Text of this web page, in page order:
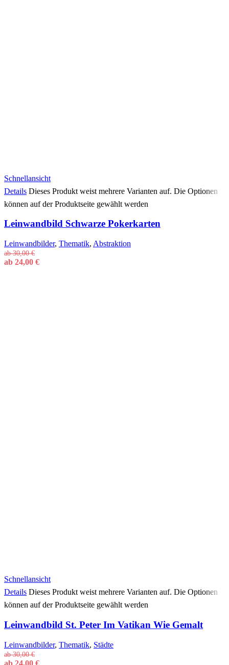
Schnellansicht
Details Dieses Produkt weist mehrere Varianten auf. Die Optionen
können auf der Produktseite gewählt werden
Leinwandbild Schwarze Pokerkarten
Leinwandbilder, Thematik, Abstraktion
ab30,00€
ab 24,00 €
Schnellansicht
Details Dieses Produkt weist mehrere Varianten auf. Die Optionen
können auf der Produktseite gewählt werden
Leinwandbild St. Peter Im Vatikan Wie Gemalt
Leinwandbilder, Thematik, Städte
ab30,00€
ab 24,00 €